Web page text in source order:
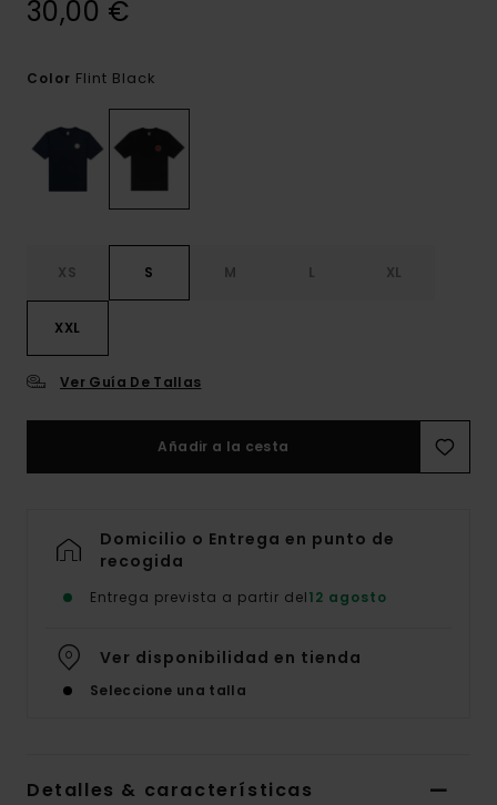
30,00 €
Color Flint Black
XS S M L XL
XXL
Ver Guía De Tallas
Añadir a la cesta
Domicilio o Entrega en punto de
recogida
Entrega prevista a partir del12 agosto
Ver disponibilidad en tienda
Seleccione una talla
Detalles & características